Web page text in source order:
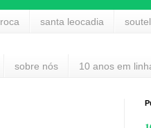
roca santa leocadia
sobre nós 10 anos em